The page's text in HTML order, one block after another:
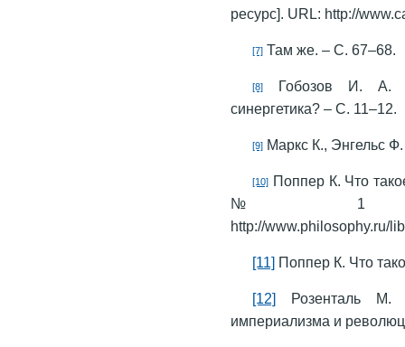
ресурс]. URL: http://
[7] Там же. – С. 67–68.
[8]
Гобозов И. А.
синергетика? – С. 11–12.
[9] Маркс К., Энгельс
[10] Поппер К. Что
№ 1
http://www.philosophy.ru/
[11] Поппер К. Что
[12] Розенталь М.
империализма и